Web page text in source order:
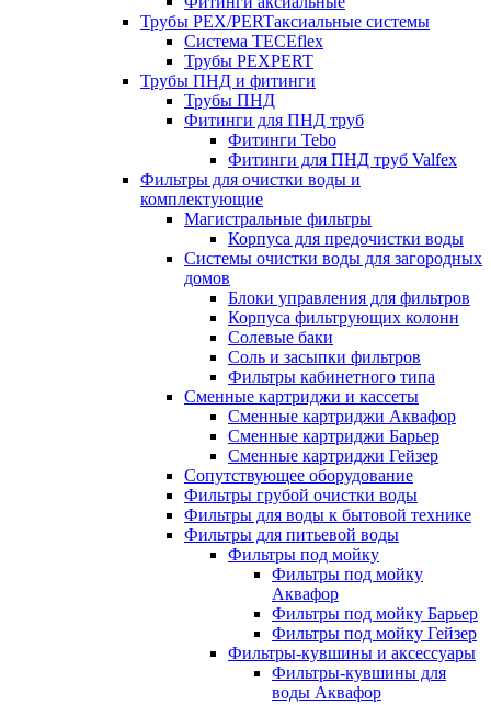
Трубы PEX/PERTаксиальные системы
Система TECEflex
Трубы PEXPERT
Трубы ПНД и фитинги
Трубы ПНД
Фитинги для ПНД труб
Фитинги Tebo
Фитинги для ПНД труб Valfex
Фильтры для очистки воды и
комплектующие
Магистральные фильтры
Корпуса для предочистки воды
Системы очистки воды для загородных
домов
Блоки управления для фильтров
Корпуса фильтрующих колонн
Солевые баки
Соль и засыпки фильтров
Фильтры кабинетного типа
Сменные картриджи и кассеты
Сменные картриджи Аквафор
Сменные картриджи Барьер
Сменные картриджи Гейзер
Сопутствующее оборудование
Фильтры грубой очистки воды
Фильтры для воды к бытовой технике
Фильтры для питьевой воды
Фильтры под мойку
Фильтры под мойку
Аквафор
Фильтры под мойку Барьер
Фильтры под мойку Гейзер
Фильтры-кувшины и аксессуары
Фильтры-кувшины для
воды Аквафор